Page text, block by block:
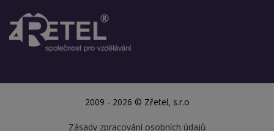
2009 - 2026 © Zřetel, s.r.o
Zásady zpracování osobních údajů